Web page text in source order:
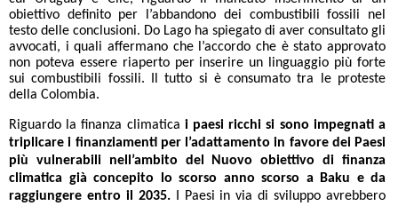
obiettivo definito per l’abbandono dei combustibili fossili nel
testo delle conclusioni. Do Lago ha spiegato di aver consultato gli
avvocati, i quali affermano che l’accordo che è stato approvato
non poteva essere riaperto per inserire un linguaggio più forte
sui combustibili fossili. Il tutto si è consumato tra le proteste
della Colombia.
Riguardo la finanza climatica i paesi ricchi si sono impegnati a
triplicare i finanziamenti per l’adattamento in favore dei Paesi
più vulnerabili nell’ambito del Nuovo obiettivo di finanza
climatica già concepito lo scorso anno scorso a Baku e da
raggiungere entro il 2035.I Paesi in via di sviluppo avrebbero